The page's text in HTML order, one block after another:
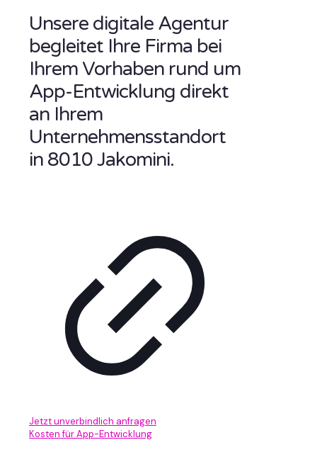
Unsere digitale Agentur
begleitet Ihre Firma bei
Ihrem Vorhaben rund um
App-Entwicklung direkt
an Ihrem
Unternehmensstandort
in 8010 Jakomini.
Jetzt unverbindlich anfragen
Kosten für App-Entwicklung